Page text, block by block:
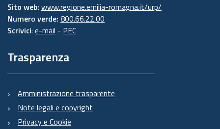
Sito web: www.regione.emilia-romagna.it/urp/
Numero verde: 800.66.22.00
Scrivici: e-mail - PEC
Trasparenza
Amministrazione trasparente
Note legali e copyright
Privacy e Cookie